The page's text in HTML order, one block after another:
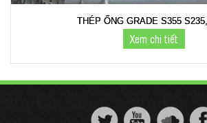
THÉP ỐNG GRADE S355
Xem chi tiết